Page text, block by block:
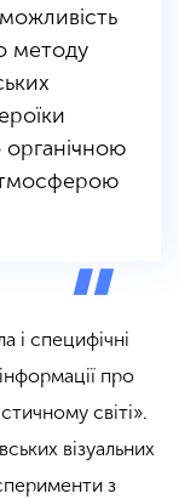
методу
органічною
і специфічні
про
світі».
візуальних
з